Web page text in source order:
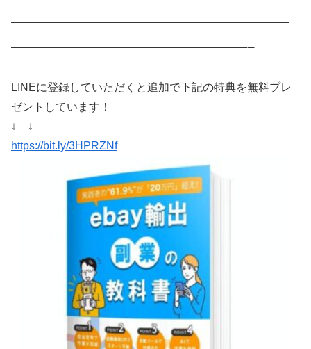
————————————————————
—————————————————–
LINEに登録していただくと追加で下記の特典を無料プレ
ゼントしています！
↓ ↓
https://bit.ly/3HPRZNf